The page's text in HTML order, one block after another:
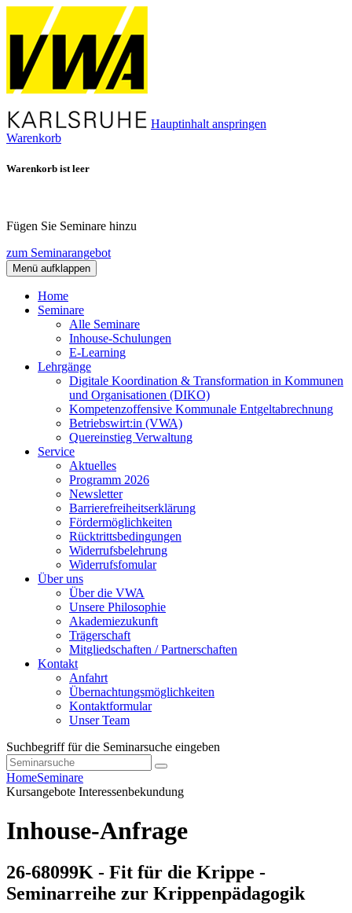
Hauptinhalt anspringen
Warenkorb
Warenkorb ist leer
Fügen Sie Seminare hinzu
zum Seminarangebot
Menü aufklappen
Home
Seminare
Alle Seminare
Inhouse-Schulungen
E-Learning
Lehrgänge
Digitale Koordination & Transformation in Kommunen
und Organisationen (DIKO)
Kompetenzoffensive Kommunale Entgeltabrechnung
Betriebswirt:in (VWA)
Quereinstieg Verwaltung
Service
Aktuelles
Programm 2026
Newsletter
Barrierefreiheitserklärung
Fördermöglichkeiten
Rücktrittsbedingungen
Widerrufsbelehrung
Widerrufsfomular
Über uns
Über die VWA
Unsere Philosophie
Akademiezukunft
Trägerschaft
Mitgliedschaften / Partnerschaften
Kontakt
Anfahrt
Übernachtungsmöglichkeiten
Kontaktformular
Unser Team
Suchbegriff für die Seminarsuche eingeben
HomeSeminare
Kursangebote Interessenbekundung
Inhouse-Anfrage
26-68099K - Fit für die Krippe -
Seminarreihe zur Krippenpädagogik